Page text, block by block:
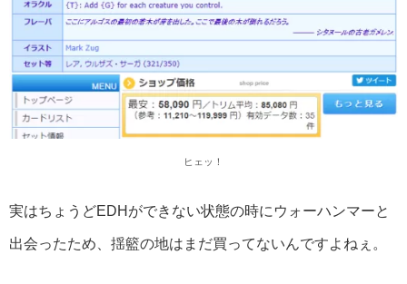
ヒェッ！
実はちょうどEDHができない状態の時にウォーハンマーと
出会ったため、揺籃の地はまだ買ってないんですよねぇ。